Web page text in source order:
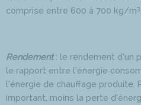
comprise entre 600 à 700 kg/m3
Rendement : le rendement d’un
le rapport entre l’énergie
l’énergie de chauffage produite.
important, moins la perte